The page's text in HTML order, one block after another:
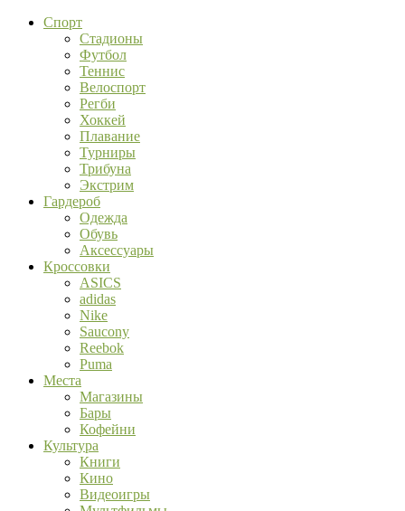
Спорт
Стадионы
Футбол
Теннис
Велоспорт
Регби
Хоккей
Плавание
Турниры
Трибуна
Экстрим
Гардероб
Одежда
Обувь
Аксессуары
Кроссовки
ASICS
adidas
Nike
Saucony
Reebok
Puma
Места
Магазины
Бары
Кофейни
Культура
Книги
Кино
Видеоигры